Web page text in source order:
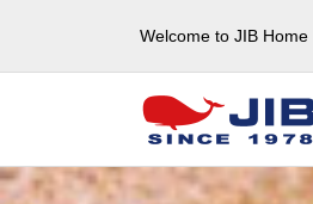
Welcome to JIB Home